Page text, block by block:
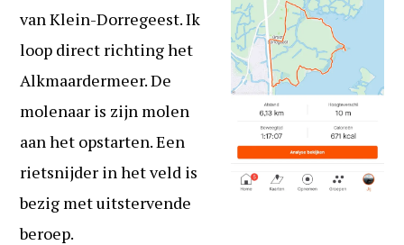
van Klein-Dorregeest. Ik
loop direct richting het
Alkmaardermeer. De
molenaar is zijn molen
aan het opstarten. Een
rietsnijder in het veld is
bezig met uitstervende
beroep.